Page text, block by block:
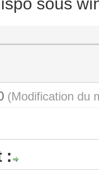
(Modification du
: